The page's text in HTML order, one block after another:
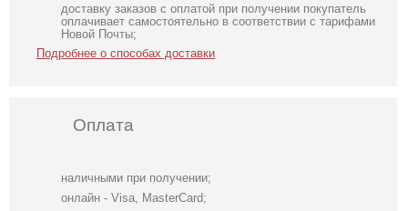
доставку заказов с оплатой при получении покупатель
оплачивает самостоятельно в соответствии с тарифами
Новой Почты;
Подробнее о способах доставки
Оплата
наличными при получении;
онлайн - Visa, MasterCard;